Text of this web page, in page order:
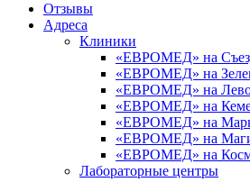
Отзывы
Адреса
Клиники
«ЕВРОМЕД» на
«ЕВРОМЕД» на
«ЕВРОМЕД» на
«ЕВРОМЕД» на
«ЕВРОМЕД» на
«ЕВРОМЕД» на
«ЕВРОМЕД» на
Лабораторные центры